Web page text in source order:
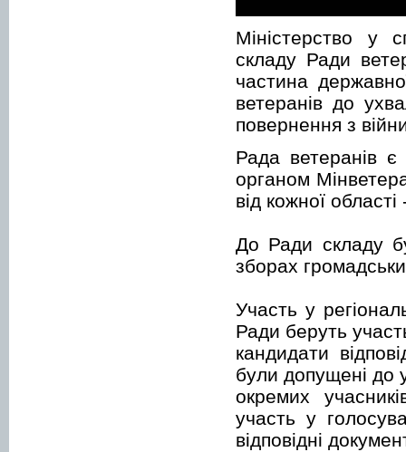
Міністерство у
складу Ради
частина
ветеранів до
повернення з
Рада ветеранів є
органом
від кожної
До Ради складу
зборах
Участь у
Ради беруть
кандидати
були допущені до
окремих
участь у
відповідні